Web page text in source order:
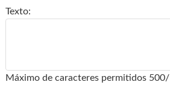
Texto:
Máximo de caracteres permitidos 500/